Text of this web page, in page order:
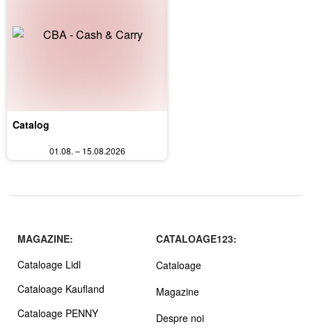
Catalog
01.08. – 15.08.2026
MAGAZINE:
Cataloage Lidl
Cataloage Kaufland
Cataloage PENNY
CATALOAGE123:
Cataloage
Magazine
Despre noi